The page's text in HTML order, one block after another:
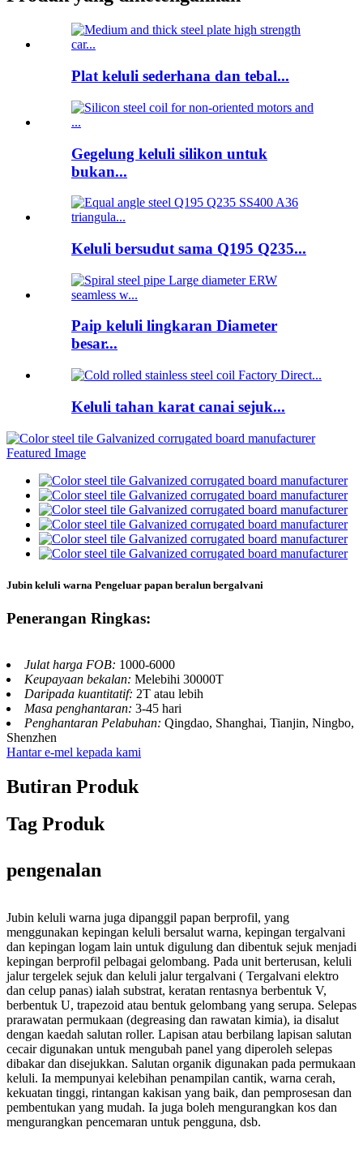
Plat keluli sederhana dan tebal...
Gegelung keluli silikon untuk
bukan...
Keluli bersudut sama Q195 Q235...
Paip keluli lingkaran Diameter
besar...
Keluli tahan karat canai sejuk...
Jubin keluli warna Pengeluar papan beralun bergalvani
Penerangan Ringkas:
Julat harga FOB: 1000-6000
Keupayaan bekalan: Melebihi 30000T
Daripada kuantitatif: 2T atau lebih
Masa penghantaran: 3-45 hari
Penghantaran Pelabuhan: Qingdao, Shanghai, Tianjin, Ningbo,
Shenzhen
Hantar e-mel kepada kami
Butiran Produk
Tag Produk
pengenalan
Jubin keluli warna juga dipanggil papan berprofil, yang
menggunakan kepingan keluli bersalut warna, kepingan tergalvani
dan kepingan logam lain untuk digulung dan dibentuk sejuk menjadi
kepingan berprofil pelbagai gelombang. Pada unit berterusan, keluli
jalur tergelek sejuk dan keluli jalur tergalvani ( Tergalvani elektro
dan celup panas) ialah substrat, keratan rentasnya berbentuk V,
berbentuk U, trapezoid atau bentuk gelombang yang serupa. Selepas
prarawatan permukaan (degreasing dan rawatan kimia), ia disalut
dengan kaedah salutan roller. Lapisan atau berbilang lapisan salutan
cecair digunakan untuk mengubah panel yang diperoleh selepas
dibakar dan disejukkan. Salutan organik digunakan pada permukaan
keluli. Ia mempunyai kelebihan penampilan cantik, warna cerah,
kekuatan tinggi, rintangan kakisan yang baik, dan pemprosesan dan
pembentukan yang mudah. Ia juga boleh mengurangkan kos dan
mengurangkan pencemaran untuk pengguna, dsb.